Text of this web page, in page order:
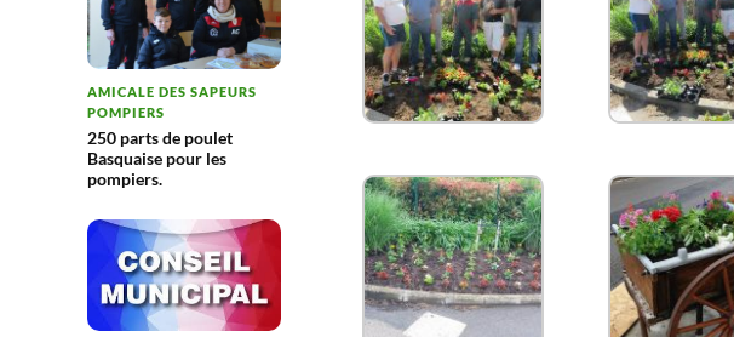
AMICALE DES SAPEURS
POMPIERS
250 parts de poulet
Basquaise pour les
pompiers.